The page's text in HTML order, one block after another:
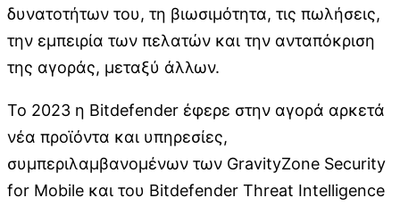
δυνατοτήτων του, τη βιωσιμότητα, τις πωλήσεις,
την εμπειρία των πελατών και την ανταπόκριση
της αγοράς, μεταξύ άλλων.
Το 2023 η Bitdefender έφερε στην αγορά αρκετά
νέα προϊόντα και υπηρεσίες,
συμπεριλαμβανομένων των GravityZone Security
for Mobile και του Bitdefender Threat Intelligence